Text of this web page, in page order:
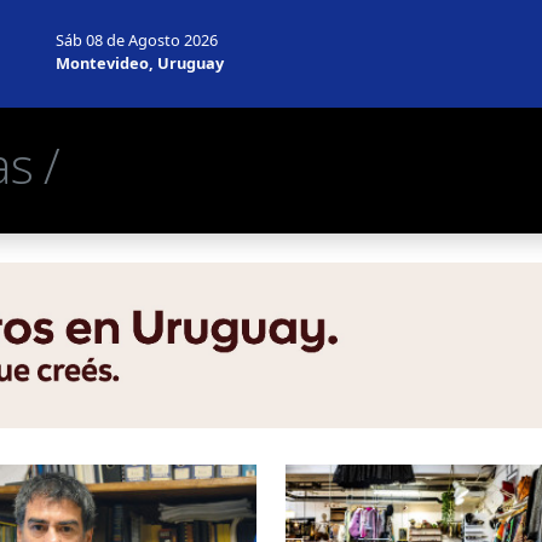
Sáb 08 de Agosto 2026
Montevideo, Uruguay
/